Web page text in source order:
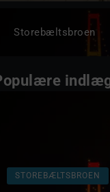
Storebæltsbroen
STOREBÆLTSBROEN